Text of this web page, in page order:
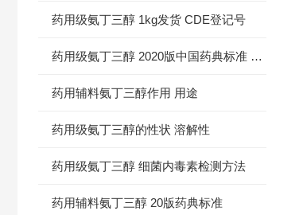
药用级氨丁三醇 1kg发货 CDE登记号
药用级氨丁三醇 2020版中国药典标准 CDE登记A
药用辅料氨丁三醇作用 用途
药用级氨丁三醇的性状 溶解性
药用级氨丁三醇 细菌内毒素检测方法
药用辅料氨丁三醇 20版药典标准